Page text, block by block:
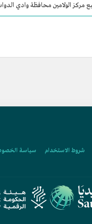
مركز الولامين محافظة وادي
شروط الاستخدام سياسة